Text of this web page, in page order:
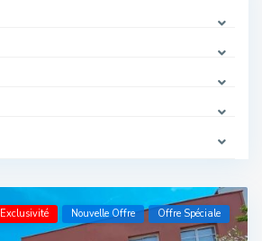
Exclusivité Nouvelle Offre Offre Spéciale